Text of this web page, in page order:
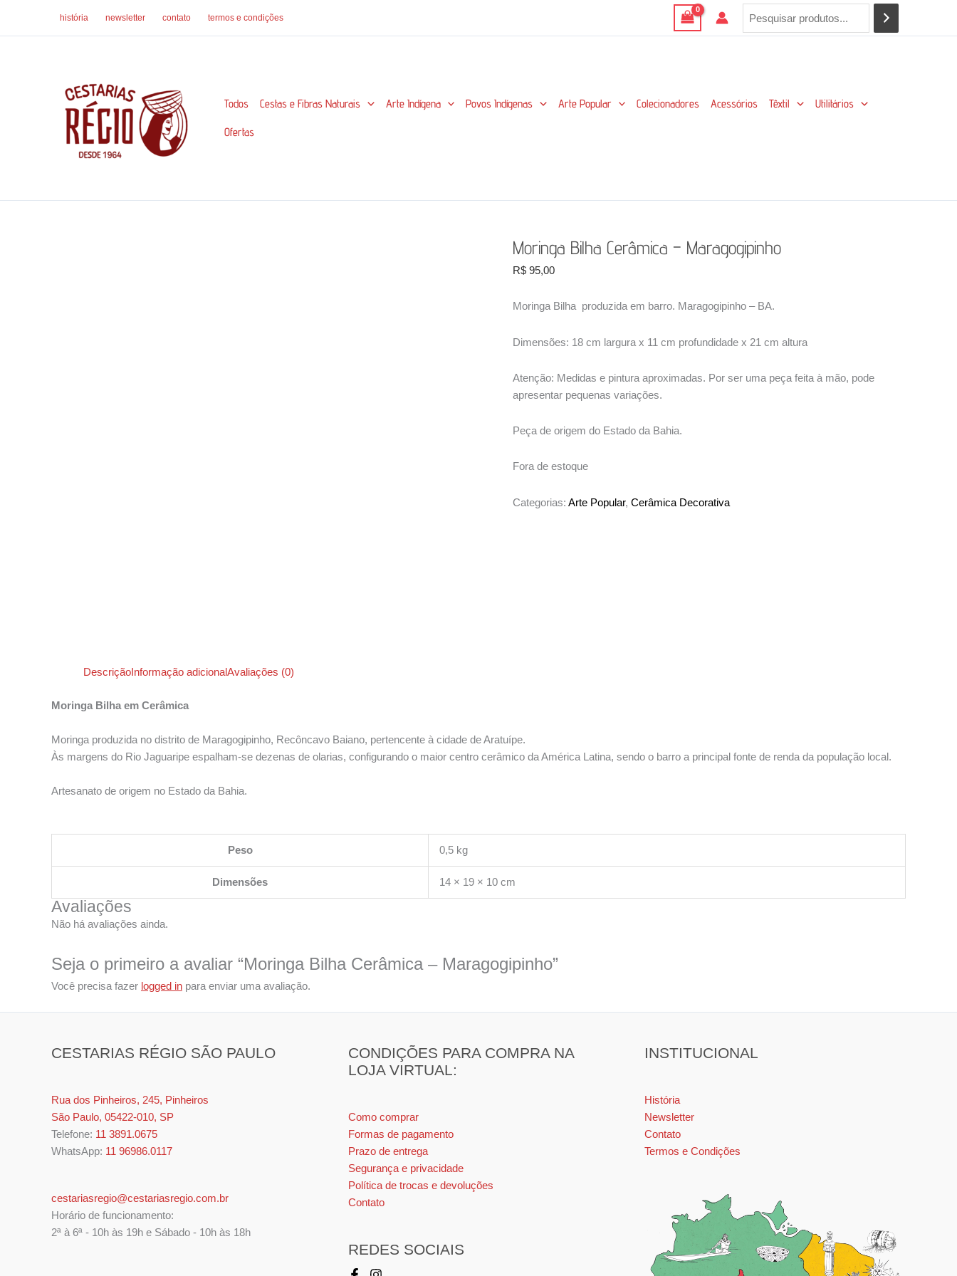
história newsletter contato termos e condições
Todos Cestas e Fibras Naturais Arte Indígena Povos Indígenas Arte Popular Colecionadores Acessórios Têxtil Utilitários
Ofertas
Moringa Bilha Cerâmica – Maragogipinho
R$ 95,00
Moringa Bilha produzida em barro. Maragogipinho – BA.
Dimensões: 18 cm largura x 11 cm profundidade x 21 cm altura
Atenção: Medidas e pintura aproximadas. Por ser uma peça feita à mão, pode
apresentar pequenas variações.
Peça de origem do Estado da Bahia.
Fora de estoque
Categorias: Arte Popular, Cerâmica Decorativa
DescriçãoInformação adicionalAvaliações (0)
Moringa Bilha em Cerâmica
Moringa produzida no distrito de Maragogipinho, Recôncavo Baiano, pertencente à cidade de Aratuípe.
Às margens do Rio Jaguaripe espalham-se dezenas de olarias, configurando o maior centro cerâmico da América Latina, sendo o barro a principal fonte de renda da população local.
Artesanato de origem no Estado da Bahia.
Peso 0,5 kg
Dimensões 14 × 19 × 10 cm
Avaliações
Não há avaliações ainda.
Seja o primeiro a avaliar “Moringa Bilha Cerâmica – Maragogipinho”
Você precisa fazer logged in para enviar uma avaliação.
CESTARIAS RÉGIO SÃO PAULO
Rua dos Pinheiros, 245, Pinheiros
São Paulo, 05422-010, SP
Telefone: 11 3891.0675
WhatsApp: 11 96986.0117
cestariasregio@cestariasregio.com.br
Horário de funcionamento:
2ª à 6ª - 10h às 19h e Sábado - 10h às 18h
CONDIÇÕES PARA COMPRA NA
LOJA VIRTUAL:
Como comprar
Formas de pagamento
Prazo de entrega
Segurança e privacidade
Política de trocas e devoluções
Contato
REDES SOCIAIS
INSTITUCIONAL
História
Newsletter
Contato
Termos e Condições